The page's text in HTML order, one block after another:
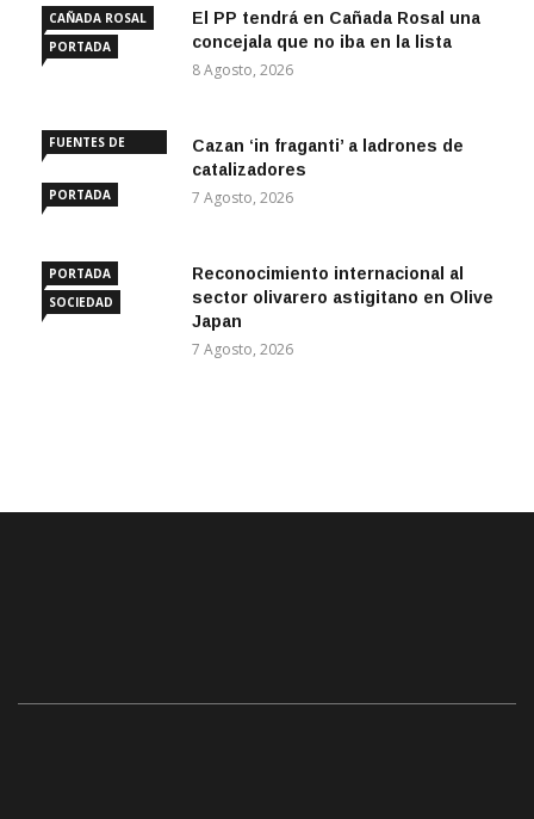
CAÑADA ROSAL
PORTADA
El PP tendrá en Cañada Rosal una
concejala que no iba en la lista
8 Agosto, 2026
FUENTES DE
PORTADA
Cazan ‘in fraganti’ a ladrones de
catalizadores
7 Agosto, 2026
PORTADA
SOCIEDAD
Reconocimiento internacional al
sector olivarero astigitano en Olive
Japan
7 Agosto, 2026